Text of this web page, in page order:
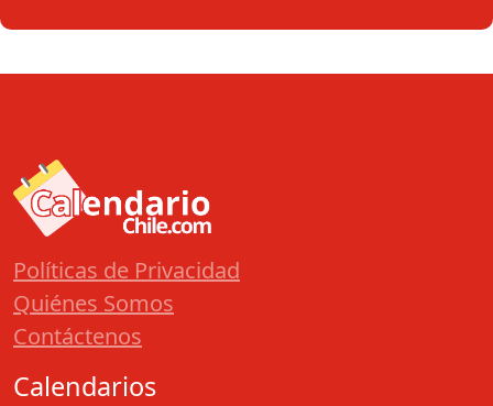
Políticas de Privacidad
Quiénes Somos
Contáctenos
Calendarios